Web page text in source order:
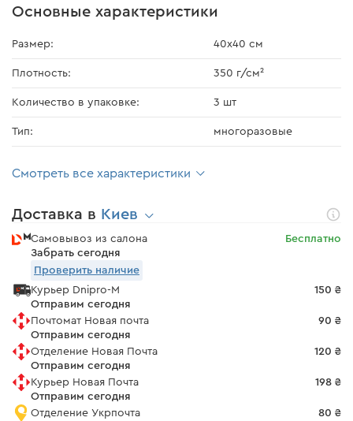
Основные характеристики
Размер: 40х40 см
Плотность: 350 г/см²
Количество в упаковке: 3 шт
Тип: многоразовые
Смотреть все характеристики
Доставка в Киев
Самовывоз из салона
Забрать сегодня
Бесплатно
Проверить наличие
Курьер Dnipro-M
Отправим сегодня
150 ₴
Почтомат Новая почта
Отправим сегодня
90 ₴
Отделение Новая Почта
Отправим сегодня
120 ₴
Курьер Новая Почта
Отправим сегодня
198 ₴
Отделение Укрпочта
80 ₴